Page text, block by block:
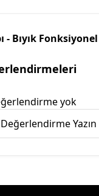
- Bıyık
yok
Değerlendirme Yazın